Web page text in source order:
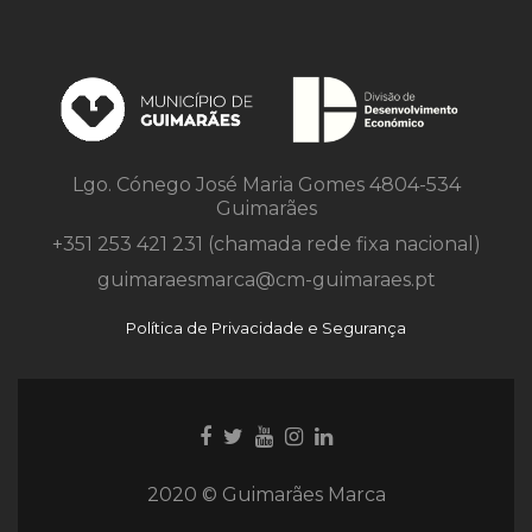
Lgo. Cónego José Maria Gomes 4804-534
Guimarães
+351 253 421 231 (chamada rede fixa nacional)
guimaraesmarca@cm-guimaraes.pt
Política de Privacidade e Segurança
Ligação
Facebook
Ligação
Twitter
Youtube
Ligação
Instagram
Ligação
Instagram
2020 © Guimarães Marca